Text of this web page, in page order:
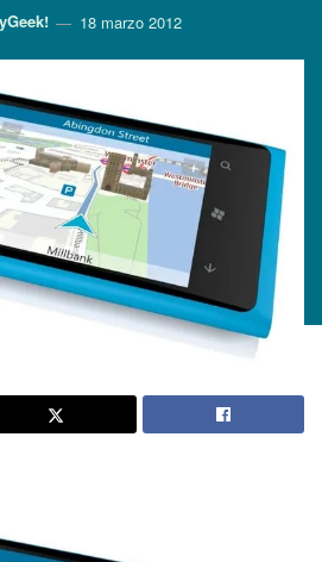
18 marzo 2012